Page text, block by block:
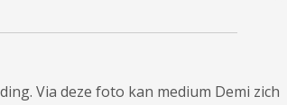
Via deze foto kan medium Demi zich